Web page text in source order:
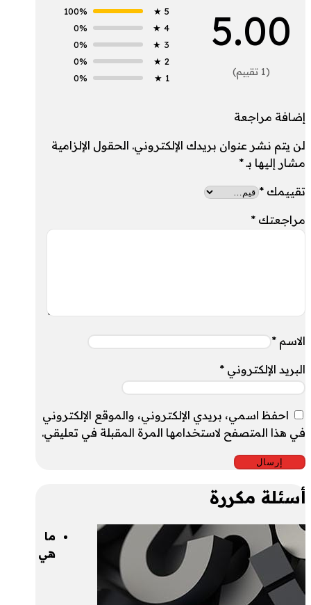
5.00
(1 تقييم)
5 ★
100%
4 ★
0%
3 ★
0%
2 ★
0%
1 ★
0%
إضافة مراجعة
لن يتم نشر عنوان بريدك الإلكتروني. الحقول الإلزامية
مشار إليها بـ*
تقييمك *
مراجعتك *
الاسم *
البريد الإلكتروني *
احفظ اسمي، بريدي الإلكتروني، والموقع الإلكتروني
في هذا المتصفح لاستخدامها المرة المقبلة في تعليقي.
أسئلة مكررة
ما
هي